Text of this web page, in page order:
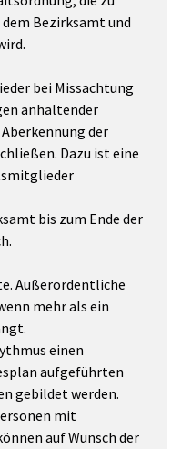
Bezirksamt und
bei Missachtung
anhaltender
der
Dazu ist eine
bis zum Ende der
Außerordentliche
mehr als ein
einen
aufgeführten
gebildet werden.
mit
auf Wunsch der